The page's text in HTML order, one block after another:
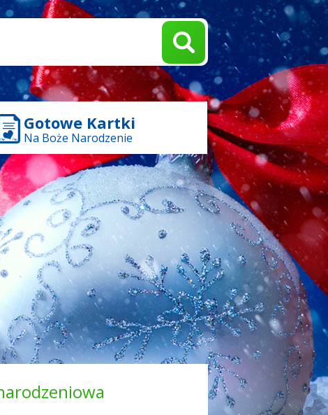
Gotowe Kartki
Na Boże Narodzenie